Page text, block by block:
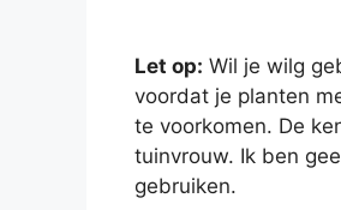
Let op: Wil je wilg
voordat je planten
te voorkomen. De
tuinvrouw. Ik ben
gebruiken.